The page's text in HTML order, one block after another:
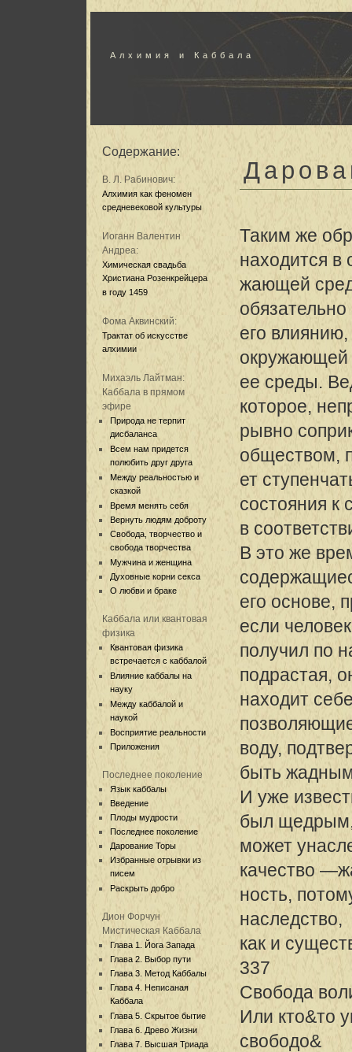
Алхимия и Каббала
Содержание:
В. Л. Рабинович:
Алхимия как феномен
средневековой культуры
Иоганн Валентин
Андреа:
Химическая свадьба
Христиана Розенкрейцера
в году 1459
Фома Аквинский:
Трактат об искусстве
алхимии
Михаэль Лайтман:
Каббала в прямом
эфире
Природа не терпит
дисбаланса
Всем нам придется
полюбить друг друга
Между реальностью и
сказкой
Время менять себя
Вернуть людям доброту
Свобода, творчество и
свобода творчества
Мужчина и женщина
Духовные корни секса
О любви и браке
Каббала или квантовая
физика
Квантовая физика
встречается с каббалой
Влияние каббалы на
науку
Между каббалой и
наукой
Восприятие реальности
Приложения
Последнее поколение
Язык каббалы
Введение
Плоды мудрости
Последнее поколение
Дарование Торы
Избранные отрывки из
писем
Раскрыть добро
Дион Форчун
Мистическая Каббала
Глава 1. Йога Запада
Глава 2. Выбор пути
Глава 3. Метод Каббалы
Глава 4. Неписаная
Каббала
Глава 5. Скрытое бытие
Глава 6. Древо Жизни
Глава 7. Высшая Триада
Таким же
находится в
жающей
его
окружающей
ее среды.
которое,
рывно
обществом,
ет
состояния к
в
В это же
его основе,
если человек
получил по
подрастая,
находит
воду,
быть
И уже
был
может
качество
ность,
наследство,
как и
337
Свобода
Или кто&то
свободо&